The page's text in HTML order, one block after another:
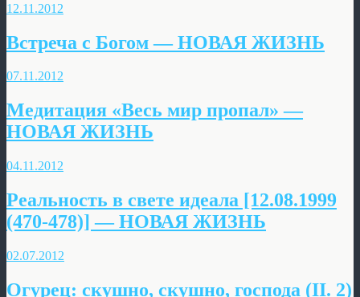
12.11.2012
Встреча с Богом — НОВАЯ ЖИЗНЬ
07.11.2012
Медитация «Весь мир пропал» —
НОВАЯ ЖИЗНЬ
04.11.2012
Реальность в свете идеала [12.08.1999
(470-478)] — НОВАЯ ЖИЗНЬ
02.07.2012
Огурец: скушно, скушно, господа (II. 2)